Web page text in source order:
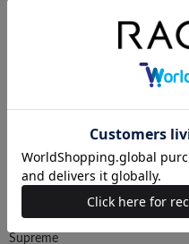
Supreme